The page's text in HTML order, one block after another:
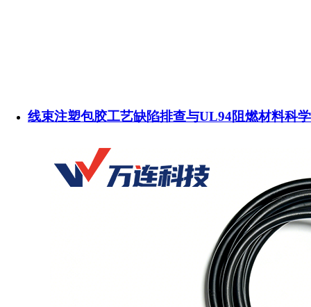
线束注塑包胶工艺缺陷排查与UL94阻燃材料科